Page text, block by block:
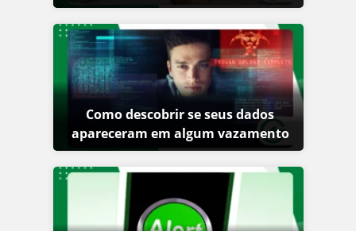
Como descobrir se seus dados
apareceram em algum vazamento